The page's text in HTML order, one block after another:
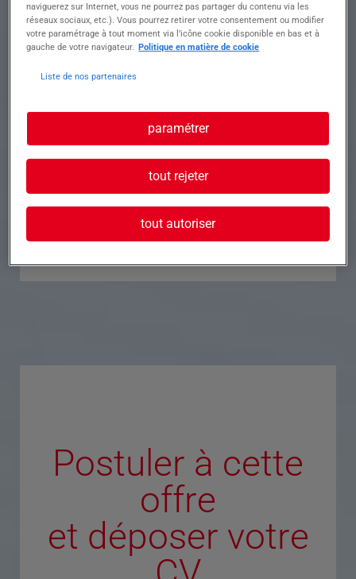
Contact
Tél.
Postuler à cette offre
Postuler à cette
offre
et déposer votre
naviguerez sur Internet, vous ne pourrez pas partager du contenu via les
réseaux sociaux, etc.). Vous pourrez retirer votre consentement ou modifier
votre paramétrage à tout moment via l’icône cookie disponible en bas et à
gauche de votre navigateur. Politique en matière de cookie
Liste de nos partenaires
paramétrer
tout rejeter
tout autoriser